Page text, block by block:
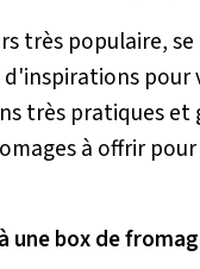
très populaire,
pour
très pratiques
à offrir
une box de